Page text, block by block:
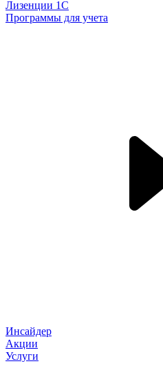
Лизенции 1С
Программы для учета
Инсайдер
Акции
Услуги